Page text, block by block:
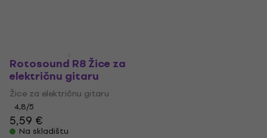
Rotosound R8 Žice za
električnu gitaru
Žice za električnu gitaru
4,8/5
5,59 €
Na skladištu